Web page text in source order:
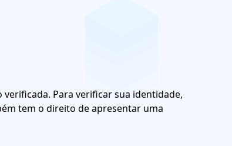
Para verificar sua identidade,
tem o direito de apresentar uma